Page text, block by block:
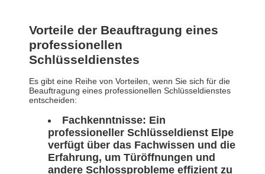
Vorteile der Beauftragung eines
professionellen
Schlüsseldienstes
Es gibt eine Reihe von Vorteilen, wenn Sie sich für die
Beauftragung eines professionellen Schlüsseldienstes
entscheiden:
Fachkenntnisse: Ein
professioneller Schlüsseldienst Elpe
verfügt über das Fachwissen und die
Erfahrung, um Türöffnungen und
andere Schlossprobleme effizient zu